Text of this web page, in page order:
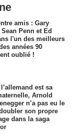
amis : Gary
Penn et Ed
l'un des meilleurs
années 90
oublié !
est sa
Arnold
n’a pas eu le
son propre
dans la saga